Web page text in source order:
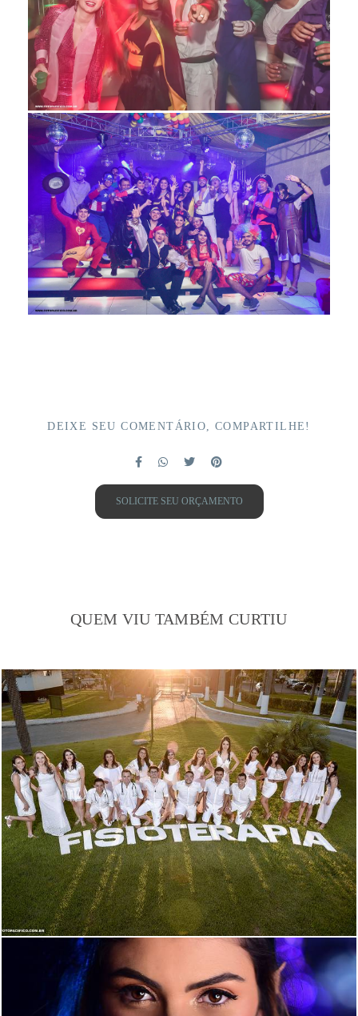
DEIXE SEU COMENTÁRIO, COMPARTILHE!
SOLICITE SEU ORÇAMENTO
QUEM VIU TAMBÉM CURTIU
4070 5